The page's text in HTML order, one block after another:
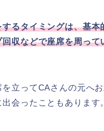
するタイミングは、基本
回収などで座席を周って
を立ってCAさんの元へ
会ったこともあります。